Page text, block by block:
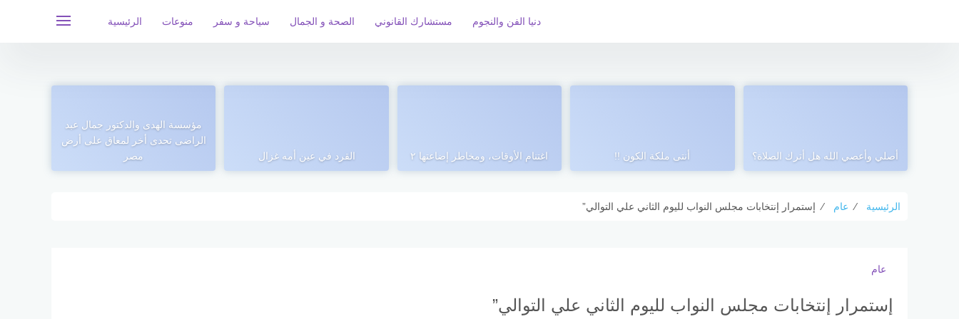
الرئيسية منوعات سياحة و سفر الصحة و الجمال مستشارك القانوني دنيا الفن والنجوم
مؤسسة الهدى والدكتور جمال عبد
الراضى تحدى أخر لمعاق على أرض
مصر
القرد في عين أمه غزال اغتنام الأوقات، ومخاطر إضاعتها ٢ أنتى ملكة الكون !! أصلي وأعصي الله هل أترك الصلاة؟
الرئيسية ⁄ عام ⁄ إستمرار إنتخابات مجلس النواب لليوم الثاني علي التوالي”
عام
إستمرار إنتخابات مجلس النواب لليوم الثاني علي التوالي”